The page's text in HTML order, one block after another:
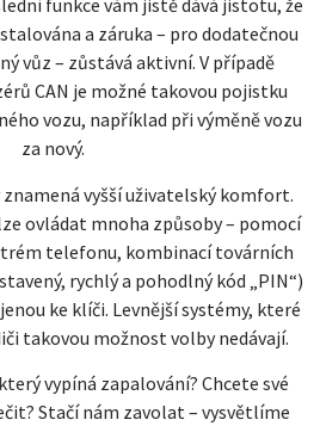
funkce vám jistě dává jistotu, že
a záruka – pro dodatečnou
vůz – zůstává aktivní. V případě
CAN je možné takovou pojistku
vozu, například při výměně vozu
za nový.
vyšší uživatelský komfort.
ovládat mnoha způsoby – pomocí
telefonu, kombinací továrních
rychlý a pohodlný kód „PIN“)
ke klíči. Levnější systémy, které
takovou možnost volby nedávají.
vypíná zapalování? Chcete své
Stačí nám zavolat – vysvětlíme